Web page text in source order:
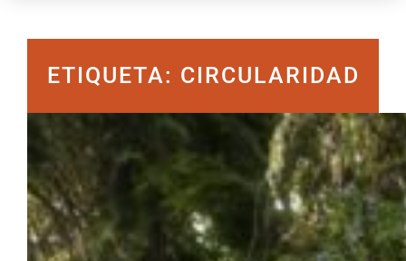
ETIQUETA: CIRCULARIDAD